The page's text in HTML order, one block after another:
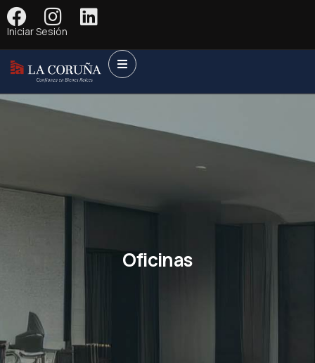
Iniciar Sesión
Oficinas